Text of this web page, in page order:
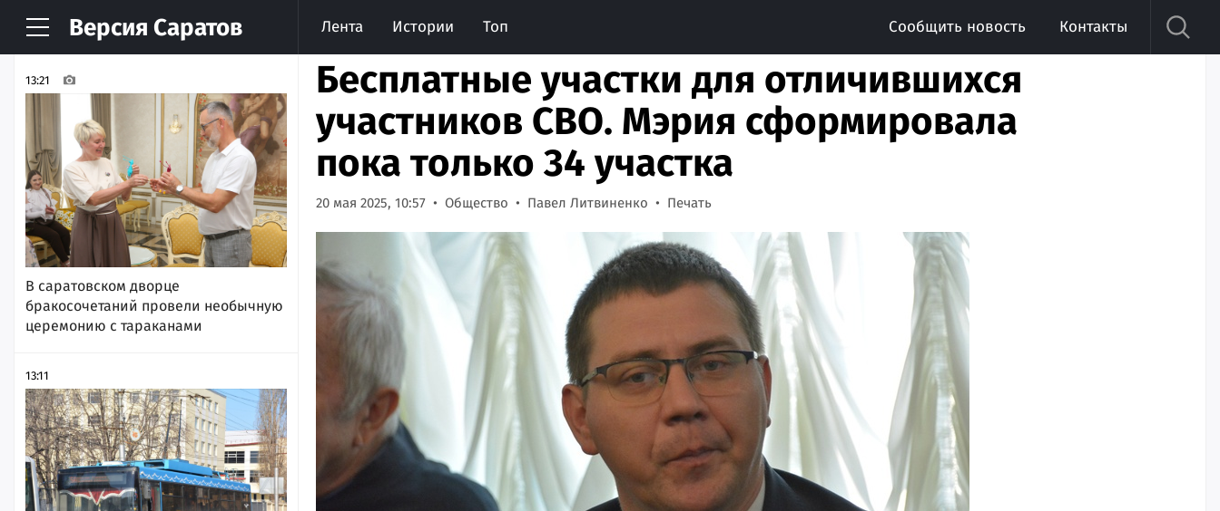
Версия Саратов Лента Истории Топ Сообщить новость Контакты
НОВОСТИ АРХИВ
13:21
В саратовском дворце
бракосочетаний провели необычную
церемонию с тараканами
13:11
Бесплатные участки для отличившихся
участников СВО. Мэрия сформировала
пока только 34 участка
20 мая 2025, 10:57 Общество Павел Литвиненко Печать